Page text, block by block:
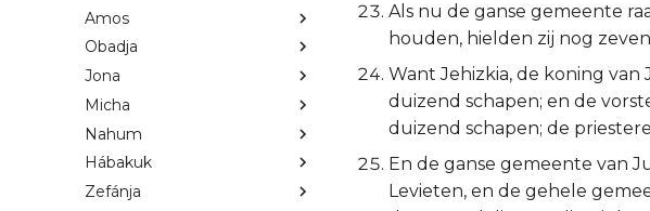
Amos
Obadja
Jona
Micha
Nahum
Hábakuk
Zefánja
Als nu de ganse gemeente
houden, hielden zij nog
Want Jehizkia, de koning
duizend schapen; en de
duizend schapen; de
En de ganse gemeente van
Levieten, en de gehele